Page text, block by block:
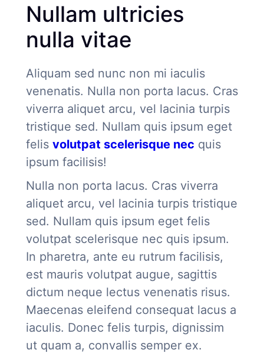
Nullam ultricies
nulla vitae
Aliquam sed nunc non mi iaculis
venenatis. Nulla non porta lacus. Cras
viverra aliquet arcu, vel lacinia turpis
tristique sed. Nullam quis ipsum eget
felis volutpat scelerisque nec quis
ipsum facilisis!
Nulla non porta lacus. Cras viverra
aliquet arcu, vel lacinia turpis tristique
sed. Nullam quis ipsum eget felis
volutpat scelerisque nec quis ipsum.
In pharetra, ante eu rutrum facilisis,
est mauris volutpat augue, sagittis
dictum neque lectus venenatis risus.
Maecenas eleifend consequat lacus a
iaculis. Donec felis turpis, dignissim
ut quam a, convallis semper ex.